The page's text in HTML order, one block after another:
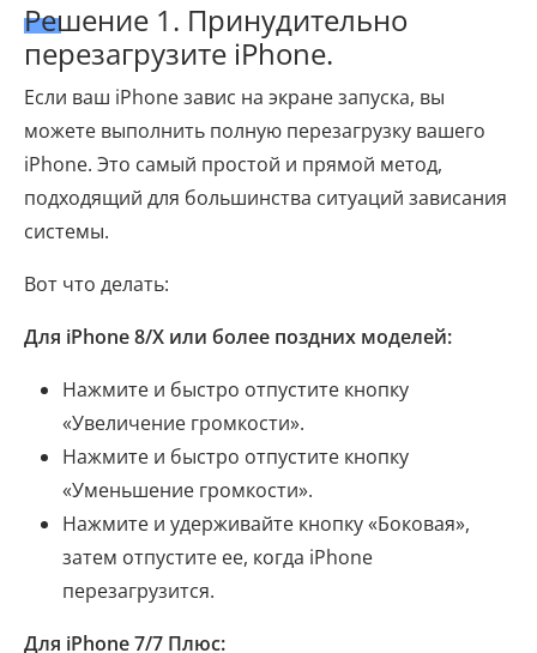
Решение 1. Принудительно
перезагрузите iPhone.
Если ваш iPhone завис на экране запуска, вы
можете выполнить полную перезагрузку вашего
iPhone. Это самый простой и прямой метод,
подходящий для большинства ситуаций зависания
системы.
Вот что делать:
Для iPhone 8/X или более поздних моделей:
Нажмите и быстро отпустите кнопку
«Увеличение громкости».
Нажмите и быстро отпустите кнопку
«Уменьшение громкости».
Нажмите и удерживайте кнопку «Боковая»,
затем отпустите ее, когда iPhone
перезагрузится.
Для iPhone 7/7 Плюс: